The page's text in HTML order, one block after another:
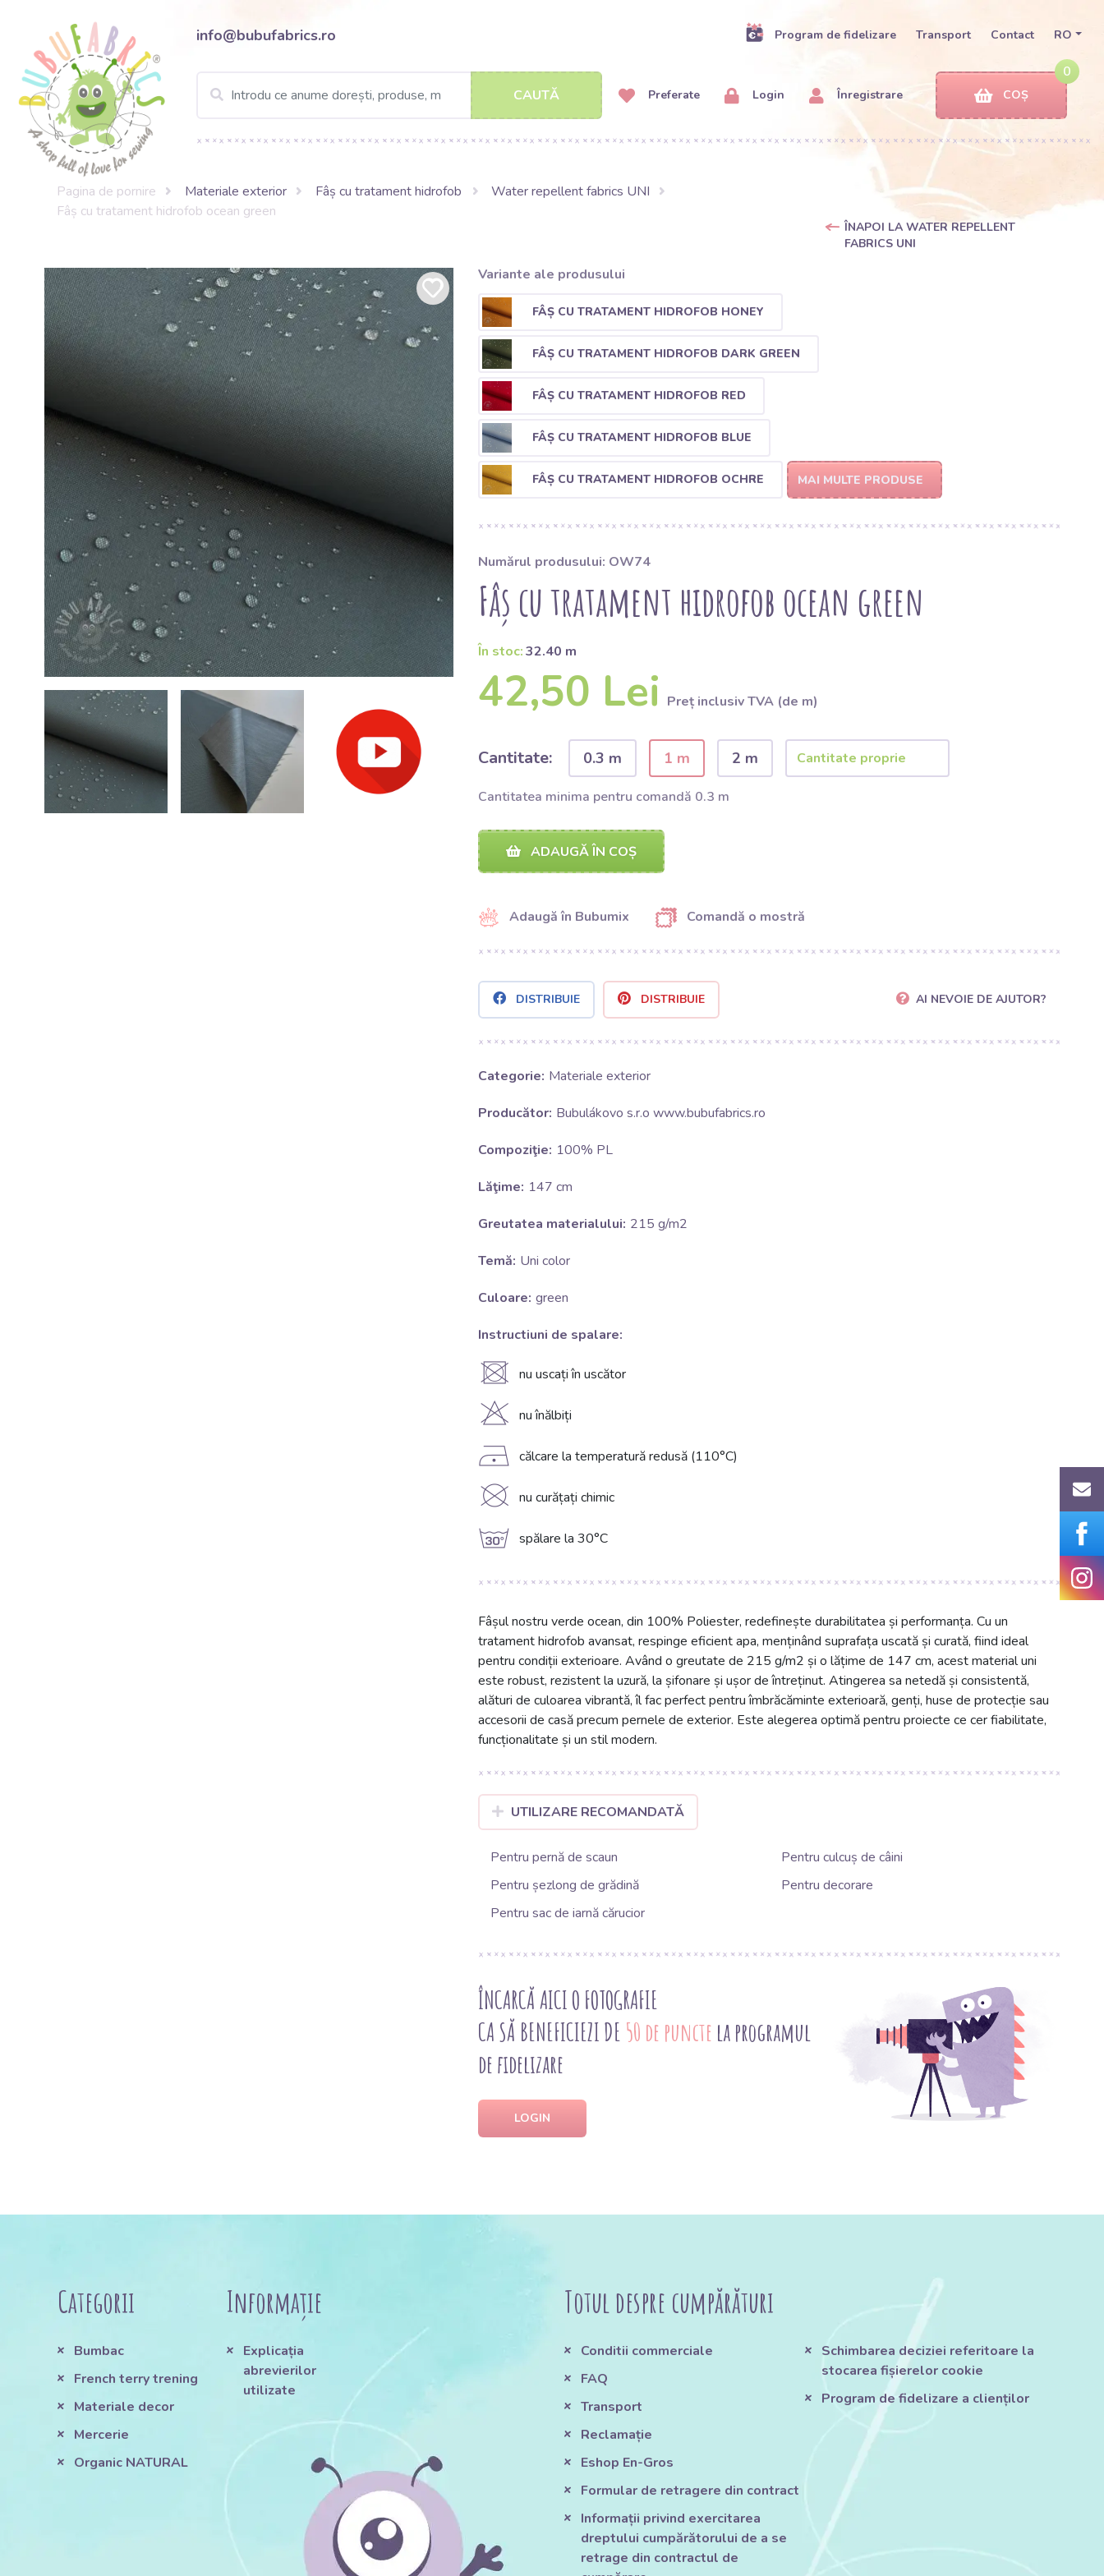
info@bubufabrics.ro Program de fidelizare Transport Contact RO
CAUTĂ Preferate Login Înregistrare
0
COȘ
Pagina de pornire Materiale exterior Fâș cu tratament hidrofob
Water repellent fabrics UNI
Fâș cu tratament hidrofob ocean green
ÎNAPOI LA WATER REPELLENT
FABRICS UNI
Variante ale produsului
FÂȘ CU TRATAMENT HIDROFOB HONEY
FÂȘ CU TRATAMENT HIDROFOB DARK GREEN
FÂȘ CU TRATAMENT HIDROFOB RED
FÂȘ CU TRATAMENT HIDROFOB BLUE
FÂȘ CU TRATAMENT HIDROFOB OCHRE MAI MULTE PRODUSE
Numărul produsului: OW74
Fâș cu tratament hidrofob ocean green
În stoc:32.40 m
42,50 Lei Preț inclusiv TVA (de m)
Cantitate: 0.3 m 1 m 2 m
Cantitatea minima pentru comandă 0.3 m
ADAUGĂ ÎN COȘ
Adaugă în Bubumix Comandă o mostră
DISTRIBUIE DISTRIBUIE AI NEVOIE DE AJUTOR?
Categorie: Materiale exterior
Producător: Bubulákovo s.r.o www.bubufabrics.ro
Compoziţie: 100% PL
Lăţime: 147 cm
Greutatea materialului: 215 g/m2
Temă: Uni color
Culoare: green
Instructiuni de spalare:
U nu uscați în uscător
H nu înălbiți
D călcare la temperatură redusă (110°C)
K nu curățați chimic
g spălare la 30°C
Fâșul nostru verde ocean, din 100% Poliester, redefinește durabilitatea și performanța. Cu un
tratament hidrofob avansat, respinge eficient apa, menținând suprafața uscată și curată, fiind ideal
pentru condiții exterioare. Având o greutate de 215 g/m2 și o lățime de 147 cm, acest material uni
este robust, rezistent la uzură, la șifonare și ușor de întreținut. Atingerea sa netedă și consistentă,
alături de culoarea vibrantă, îl fac perfect pentru îmbrăcăminte exterioară, genți, huse de protecție sau
accesorii de casă precum pernele de exterior. Este alegerea optimă pentru proiecte ce cer fiabilitate,
funcționalitate și un stil modern.
UTILIZARE RECOMANDATĂ
Pentru pernă de scaun
Pentru culcuș de câini
Pentru șezlong de grădină
Pentru decorare
Pentru sac de iarnă cărucior
ÎNCARCĂ AICI O FOTOGRAFIE
CA SĂ BENEFICIEZI DE 50 de puncte la programul
de fidelizare
LOGIN
Categorii
Bumbac
French terry trening
Materiale decor
Mercerie
Organic NATURAL
Informație
Explicația
abrevierilor
utilizate
Totul despre cumpărături
Conditii commerciale
FAQ
Transport
Reclamație
Eshop En-Gros
Formular de retragere din contract
Informații privind exercitarea
dreptului cumpărătorului de a se
retrage din contractul de
Schimbarea deciziei referitoare la
stocarea fișierelor cookie
Program de fidelizare a clienților